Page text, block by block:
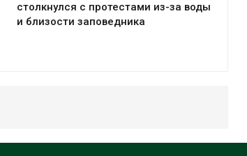
столкнулся с протестами из-за воды
и близости заповедника